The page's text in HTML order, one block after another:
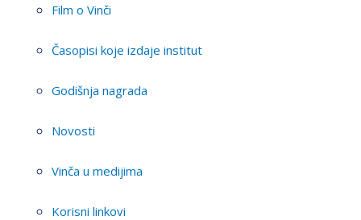
Film o Vinči
Časopisi koje izdaje institut
Godišnja nagrada
Novosti
Vinča u medijima
Korisni linkovi